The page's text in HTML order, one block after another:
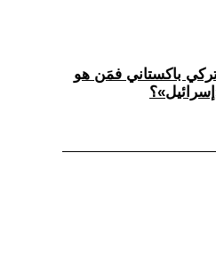
باكستاني فمَن هو